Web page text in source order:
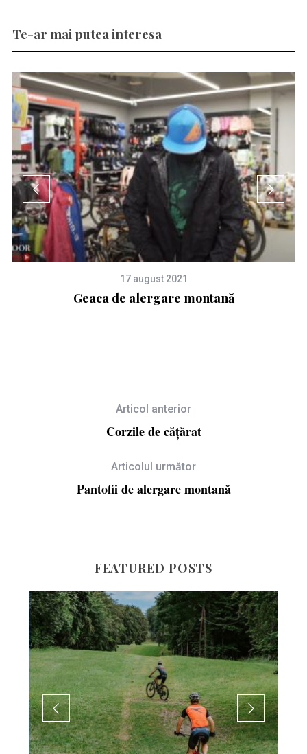
Te-ar mai putea interesa
17 august 2021
Geaca de alergare montană
Articol anterior
Corzile de cățărat
Articolul următor
Pantofii de alergare montană
FEATURED POSTS